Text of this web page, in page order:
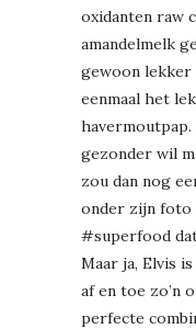
oxidanten raw
amandelmelk
gewoon lekker
eenmaal het
gezonder wil
zou dan nog
onder zijn foto
#superfood
Maar ja, Elvis
af en toe zo’n
perfecte